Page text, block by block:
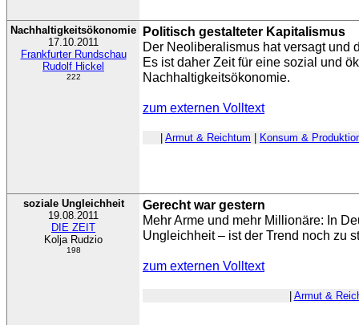
Nachhaltigkeitsökonomie
17.10.2011
Frankfurter Rundschau
Rudolf Hickel
222
Politisch gestalteter Kapitalismus
Der Neoliberalismus hat versagt und
Es ist daher Zeit für eine sozial und
Nachhaltigkeitsökonomie.
zum externen Volltext
Armut & Reichtum Konsum &
soziale Ungleichheit
19.08.2011
DIE ZEIT
Kolja Rudzio
198
Gerecht war gestern
Mehr Arme und mehr Millionäre: In
Ungleichheit – ist der Trend noch zu
zum externen Volltext
Armut &